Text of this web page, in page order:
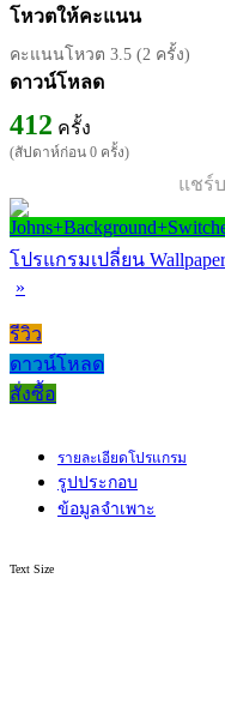
โหวตให้คะแนน
คะแนนโหวต 3.5 (2 ครั้ง)
ดาวน์โหลด
412 ครั้ง
(สัปดาห์ก่อน 0 ครั้ง)
แชร์
โปรแกรมเปลี่ยน Wallpaper
»
รีวิว
ดาวน์โหลด
สั่งซื้อ
รายละเอียดโปรแกรม
รูปประกอบ
ข้อมูลจำเพาะ
Text Size